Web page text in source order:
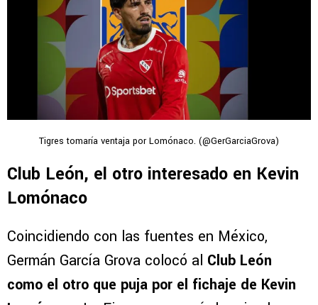
Tigres tomaría ventaja por Lomónaco. (@GerGarciaGrova)
Club León, el otro interesado en Kevin
Lomónaco
Coincidiendo con las fuentes en México,
Germán García Grova colocó al Club León
como el otro que puja por el fichaje de Kevin